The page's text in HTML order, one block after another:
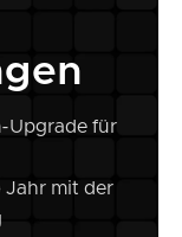
Upgrade für
Jahr mit der